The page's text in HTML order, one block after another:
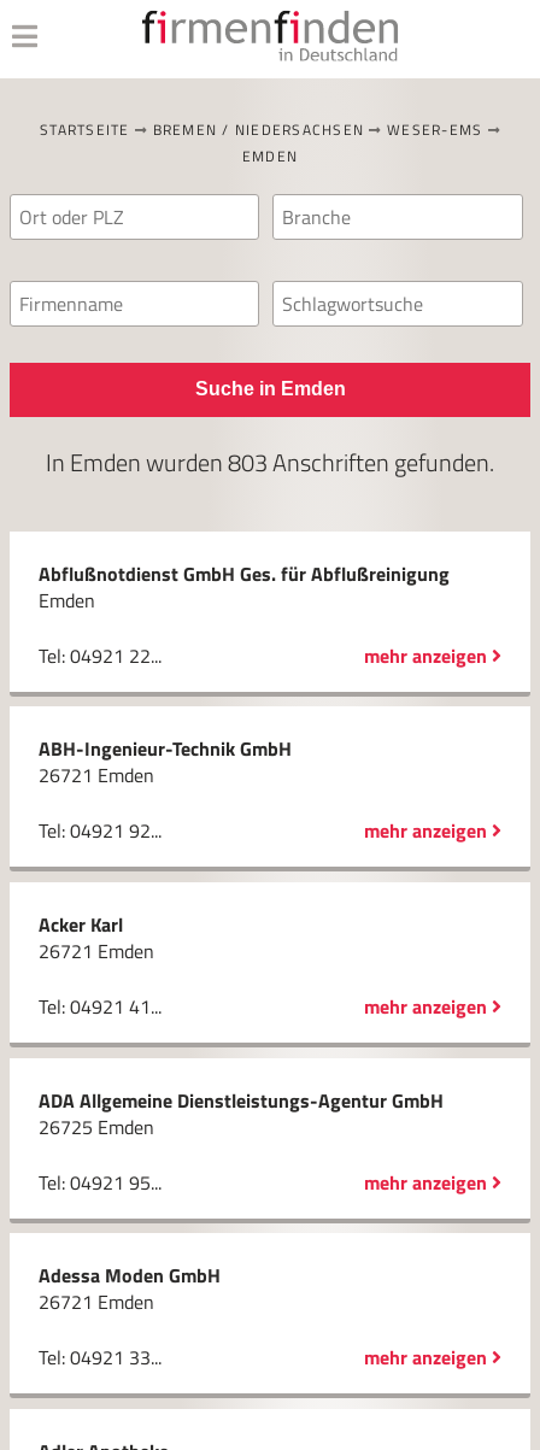
STARTSEITE BREMEN / NIEDERSACHSEN
WESER-EMS
EMDEN
Suche in Emden
InEmdenwurden803Anschriften gefunden.
Abflußnotdienst GmbH Ges. für Abflußreinigung
Emden
Tel: 04921 22...
mehr anzeigen
ABH-Ingenieur-Technik GmbH
26721 Emden
Tel: 04921 92...
mehr anzeigen
Acker Karl
26721 Emden
Tel: 04921 41...
mehr anzeigen
ADA Allgemeine Dienstleistungs-Agentur GmbH
26725 Emden
Tel: 04921 95...
mehr anzeigen
Adessa Moden GmbH
26721 Emden
Tel: 04921 33...
mehr anzeigen